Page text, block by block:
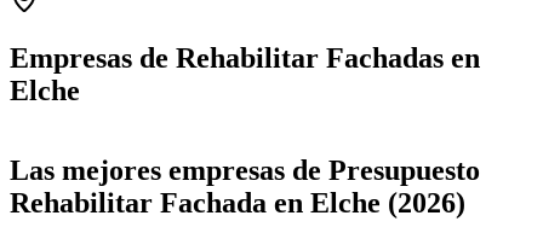
Empresas de Rehabilitar Fachadas en
Elche
+
−
Las mejores empresas de Presupuesto
Rehabilitar Fachada en Elche (2026)